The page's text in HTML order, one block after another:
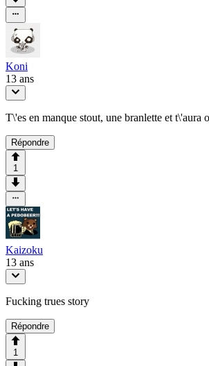
Koni
13 ans
T\'es en manque stout, une branlette et t\'aura
Répondre
1
Kaizoku
13 ans
Fucking trues story
Répondre
1